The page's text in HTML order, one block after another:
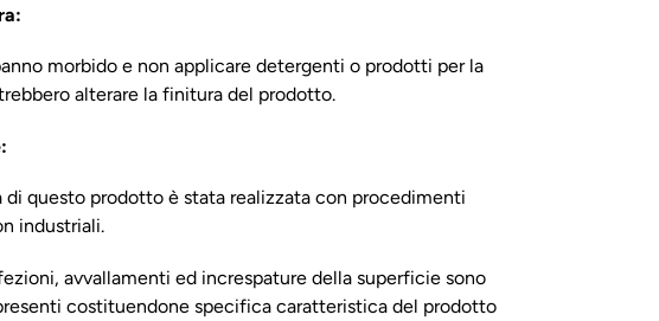
morbido e non applicare detergenti o prodotti per la
alterare la finitura del prodotto.
di questo prodotto è stata realizzata con procedimenti
industriali.
avvallamenti ed increspature della superficie sono
costituendone specifica caratteristica del prodotto